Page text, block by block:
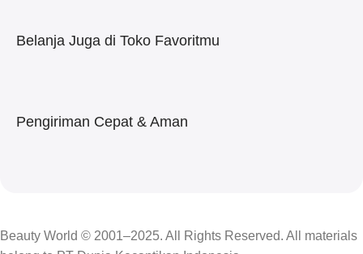
Belanja Juga di Toko Favoritmu
Pengiriman Cepat & Aman
Beauty World © 2001–2025. All Rights Reserved. All materials